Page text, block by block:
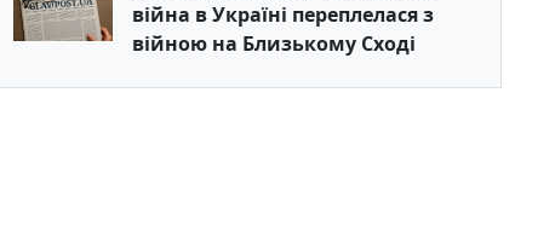
війна в Україні переплелася з
війною на Близькому Сході